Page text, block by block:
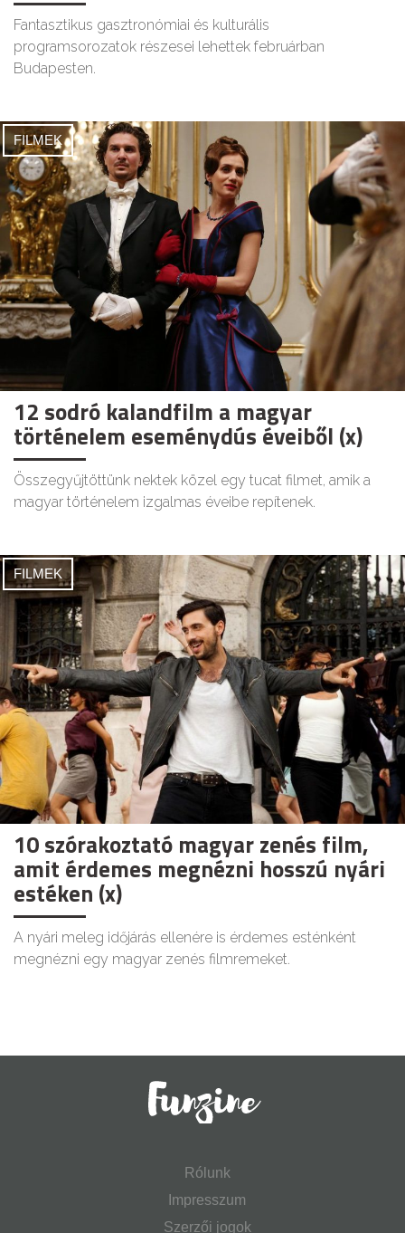
Fantasztikus gasztronómiai és kulturális
programsorozatok részesei lehettek februárban
Budapesten.
FILMEK
12 sodró kalandfilm a magyar
történelem eseménydús éveiből (x)
Összegyűjtöttünk nektek közel egy tucat filmet, amik a
magyar történelem izgalmas éveibe repítenek.
FILMEK
10 szórakoztató magyar zenés film,
amit érdemes megnézni hosszú nyári
estéken (x)
A nyári meleg időjárás ellenére is érdemes esténként
megnézni egy magyar zenés filmremeket.
Rólunk
Impresszum
Szerzői jogok